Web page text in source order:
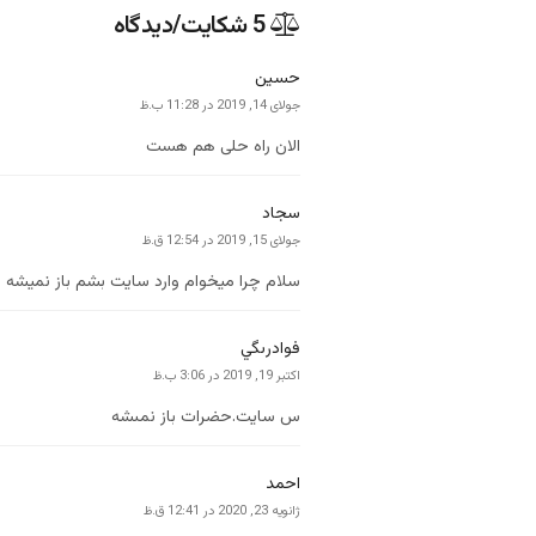
‫5 شکایت/دیدگاه
حسین
‫جولای 14, 2019 در 11:28 ب.ظ
الان راه حلی هم هست
سجاد
‫جولای 15, 2019 در 12:54 ق.ظ
سلام چرا میخوام وارد سایت بشم باز نمیشه ارور502میده
فوادرىگي
‫اکتبر 19, 2019 در 3:06 ب.ظ
س سايت.حضرات باز نمىشه
احمد
‫ژانویه 23, 2020 در 12:41 ق.ظ